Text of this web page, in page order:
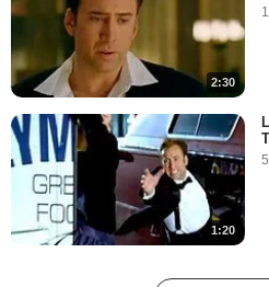
2:30
1:20